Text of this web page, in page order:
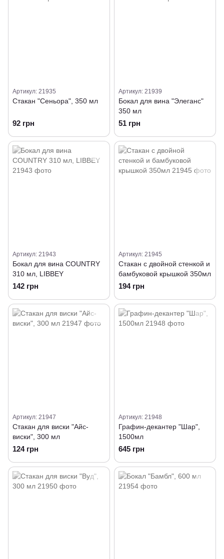
Артикул: 21935
Стакан "Сеньора", 350 мл
92 грн
Артикул: 21939
Бокал для вина "Элеганс"
350 мл
51 грн
Артикул: 21943
Бокал для вина COUNTRY
310 мл, LIBBEY
142 грн
Артикул: 21945
Стакан с двойной стенкой и
бамбуковой крышкой 350мл
194 грн
Артикул: 21947
Стакан для виски "Айс-
виски", 300 мл
124 грн
Артикул: 21948
Графин-декантер "Шар",
1500мл
645 грн